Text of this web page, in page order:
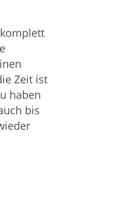
Zeit ist
haben
bis